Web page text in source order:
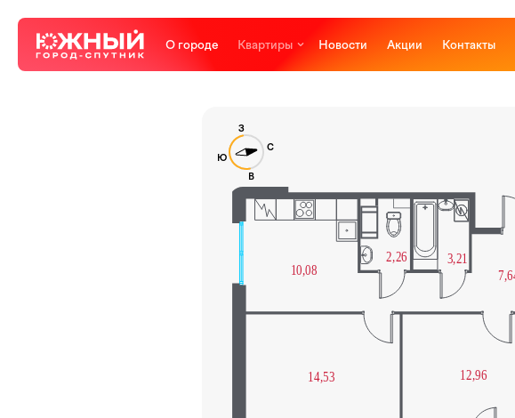
О городе Квартиры Новости Акции Контакты
С
В
Ю
З